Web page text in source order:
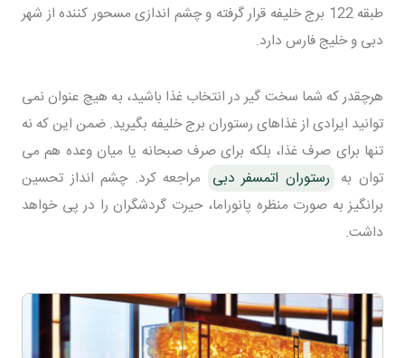
طبقه 122 برج خلیفه قرار گرفته و چشم اندازی مسحور کننده از شهر
دبی و خلیج فارس دارد.
هرچقدر که شما سخت گیر در انتخاب غذا باشید، به هیچ عنوان نمی
توانید ایرادی از غذاهای رستوران برج خلیفه بگیرید. ضمن این که نه
تنها برای صرف غذا، بلکه برای صرف صبحانه یا میان وعده هم می
توان به رستوران اتمسفر دبی مراجعه کرد. چشم انداز تحسین
برانگیز به صورت منظره پانوراما، حیرت گردشگران را در پی خواهد
داشت.